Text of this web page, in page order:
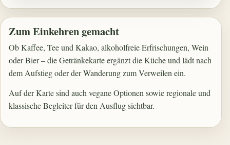
Zum Einkehren gemacht
Ob Kaffee, Tee und Kakao, alkoholfreie Erfrischungen, Wein
oder Bier – die Getränkekarte ergänzt die Küche und lädt nach
dem Aufstieg oder der Wanderung zum Verweilen ein.
Auf der Karte sind auch vegane Optionen sowie regionale und
klassische Begleiter für den Ausflug sichtbar.